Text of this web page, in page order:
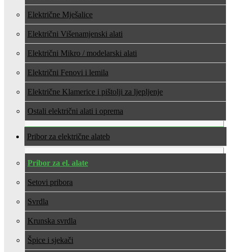
Električne Mješalice
Električni Višenamjenski alati
Električni Mikro / modelarski alati
Električni Fenovi i lemila
Električne Klamerice i pištolji za ljepljenje
Ostali električni alati i oprema
Pribor za električne alate
Pribor za el. alate
Setovi pribora
Svrdla
Krunska svrdla
Špice i sjekači